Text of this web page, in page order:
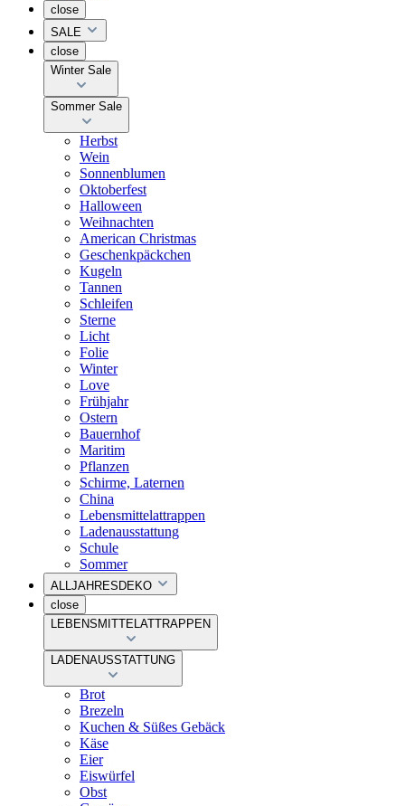
close
SALE
close
Winter Sale
Sommer Sale
Herbst
Wein
Sonnenblumen
Oktoberfest
Halloween
Weihnachten
American Christmas
Geschenkpäckchen
Kugeln
Tannen
Schleifen
Sterne
Licht
Folie
Winter
Love
Frühjahr
Ostern
Bauernhof
Maritim
Pflanzen
Schirme, Laternen
China
Lebensmittelattrappen
Ladenausstattung
Schule
Sommer
ALLJAHRESDEKO
close
LEBENSMITTELATTRAPPEN
LADENAUSSTATTUNG
Brot
Brezeln
Kuchen & Süßes Gebäck
Käse
Eier
Eiswürfel
Obst